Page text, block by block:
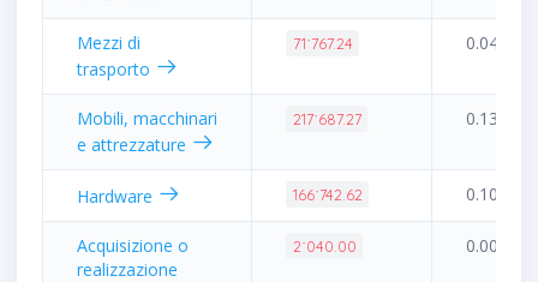
Mezzi di
trasporto
71˙767.24 0.04%
Mobili, macchinari
e attrezzature
217˙687.27 0.13%
Hardware 166˙742.62 0.10%
Acquisizione o
realizzazione
2˙040.00 0.00%